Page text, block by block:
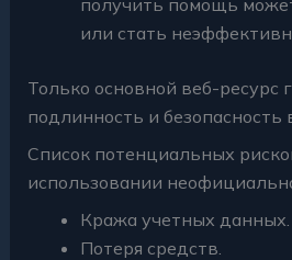
или стать
Только основной веб-ресурс
подлинность и безопасность
Список потенциальных
использовании
Кража учетных данных.
Потеря средств.